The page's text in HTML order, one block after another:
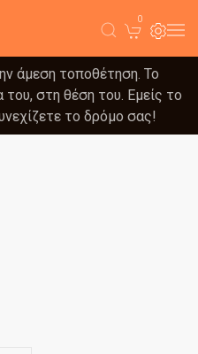
0
άμεση τοποθέτηση. Το
στη θέση του. Εμείς το
το δρόμο σας!